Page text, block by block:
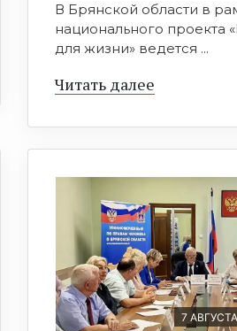
В Брянской области в
национального проекта
для жизни» ведется ...
Читать далее
7